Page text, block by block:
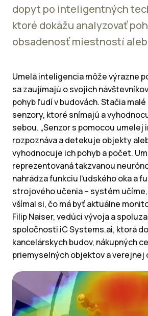
dopyt po inteligentných
ktoré dokážu analyzovať
obsadenosť miestností
Umelá inteligencia môže výrazne
sa zaujímajú o svojich
pohyb ľudí v budovách. Stačia
senzory, ktoré snímajú a
sebou. „Senzor s pomocou umelej
rozpoznáva a detekuje objekty
vyhodnocuje ich pohyb a počet.
reprezentovaná takzvanou
nahrádza funkciu ľudského oka a
strojového učenia – systém učíme,
všímal si, čo má byť aktuálne
Filip Naiser, vedúci vývoja a
spoločnosti iC Systems.ai, ktorá
kancelárskych budov, nákupných
priemyselných objektov a verejnej